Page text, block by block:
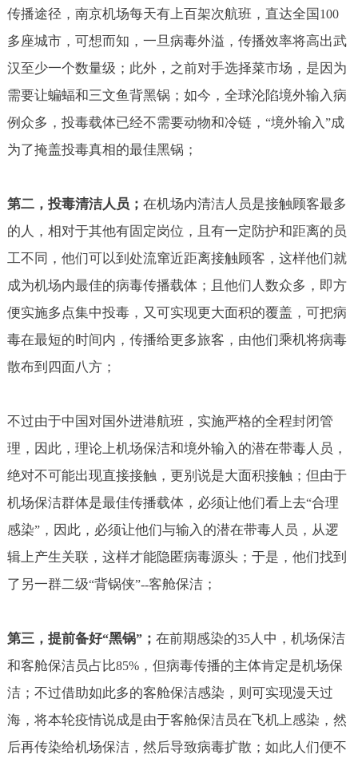
传播途径，南京机场每天有上百架次航班，直达全国 100
多座城市，可想而知，一旦病毒外溢，传播效率将高出武
汉至少一个数量级；此外，之前对手选择菜市场，是因为
需要让蝙蝠和三文鱼背黑锅；如今，全球沦陷境外输入病
例众多，投毒载体已经不需要动物和冷链， “境外输入”成
为了掩盖投毒真相的最佳黑锅；
第二，投毒清洁人员； 在机场内清洁人员是接触顾客最多
的人，相对于其他有固定岗位，且有一定防护和距离的员
工不同，他们可以到处流窜近距离接触顾客，这样他们就
成为机场内最佳的病毒传播载体；且他们人数众多，即方
便实施多点集中投毒，又可实现更大面积的覆盖，可把病
毒在最短的时间内，传播给更多旅客，由他们乘机将病毒
散布到四面八方；
不过由于中国对国外进港航班，实施严格的全程封闭管
理，因此，理论上机场保洁和境外输入的潜在带毒人员，
绝对不可能出现直接接触，更别说是大面积接触；但由于
机场保洁群体是最佳传播载体，必须让他们看上去“合理
感染”，因此，必须让他们与输入的潜在带毒人员，从逻
辑上产生关联，这样才能隐匿病毒源头；于是，他们找到
了另一群二级“背锅侠”--客舱保洁；
第三，提前备好“黑锅”； 在前期感染的35人中，机场保洁
和客舱保洁员占比85%，但病毒传播的主体肯定是机场保
洁；不过借助如此多的客舱保洁感染，则可实现漫天过
海，将本轮疫情说成是由于客舱保洁员在飞机上感染，然
后再传染给机场保洁，然后导致病毒扩散；如此人们便不